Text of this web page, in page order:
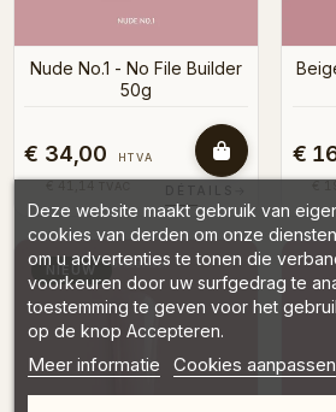
Nude No.1 - No File Builder
50g
€ 34,00 HTVA €
NIEUW
Deze website maakt gebruik van
cookies van derden om onze
om u advertenties te tonen die
voorkeuren door uw surfgedrag te
toestemming te geven voor het
op de knop Accepteren.
Meer informatie Cookies aanpassen